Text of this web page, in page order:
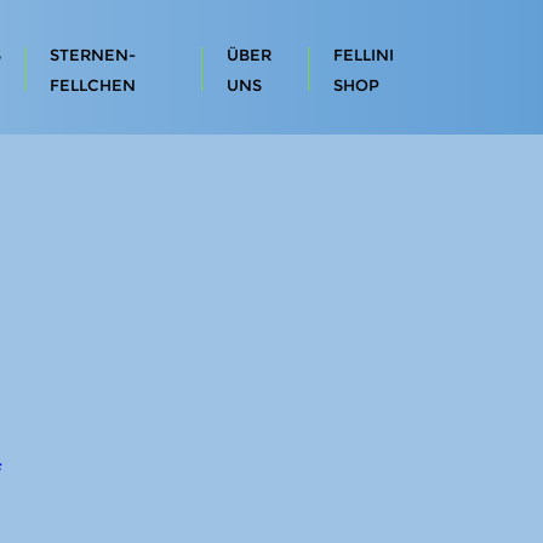
STERNEN-
FELLCHEN
ÜBER
UNS
FELLINI
SHOP